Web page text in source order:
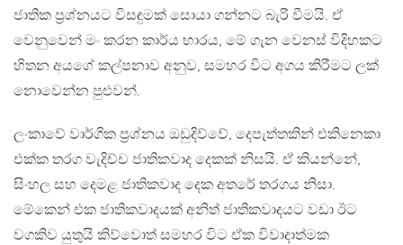
ජාතික ප‍්‍රශ්නයට විසඳුමක් සොයා ගන්නට බැරි වීමයි. ඒ
වෙනුවෙන් මං කරන කාර්ය භාරය, මේ ගැන වෙනස් විදිහකට
හිතන අයගේ කල්පනාව අනුව, සමහර විට අගය කිරීමට ලක්
නොවෙන්න පුළුවන්.
ලංකාවේ වාර්ගික ප‍්‍රශ්නය ඔඩුදිව්වේ, දෙපැත්තකින් එකිනෙකා
එක්ක තරග වැදිච්ච ජාතිකවාද දෙකක් නිසයි. ඒ කියන්නේ,
සිංහල සහ දෙමළ ජාතිකවාද දෙක අතරේ තරගය නිසා.
මේකෙන් එක ජාතිකවාදයක් අනිත් ජාතිකවාදයට වඩා ඊට
වගකිව යුතුයි කිව්වොත් සමහර විට ඒක විවාදාත්මක